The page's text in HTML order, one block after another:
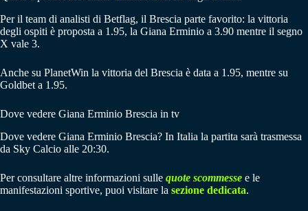
Per il team di analisti di Betflag, il Brescia parte favorito: la vittoria
degli ospiti è proposta a 1.95, la Giana Erminio a 3.90 mentre il segno
X vale 3.
Anche su PlanetWin la vittoria del Brescia è data a 1.95, mentre su
Goldbet a 1.95.
Dove vedere Giana Erminio Brescia in tv
Dove vedere Giana Erminio Brescia? In Italia la partita sarà trasmessa
da Sky Calcio alle 20:30.
Per consultare altre informazioni sulle quote scommesse e le
manifestazioni sportive, puoi visitare la sezione dedicata.